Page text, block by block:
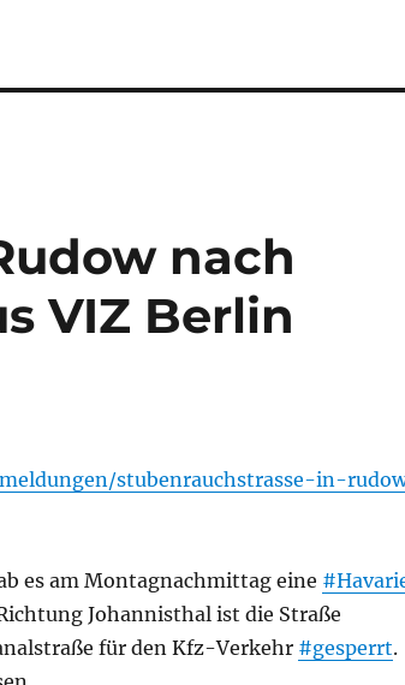
nach
VIZ Berlin
stubenrauchstrasse-in-
es am Montagnachmittag eine
Johannisthal ist die Straße
für den Kfz-Verkehr #gesperrt.